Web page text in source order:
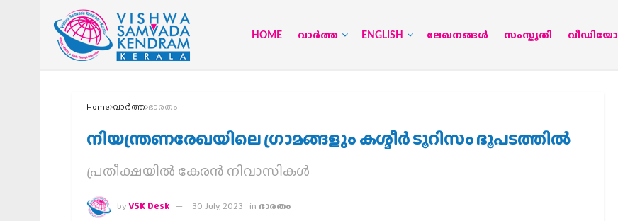
HOME വാര്‍ത്ത ENGLISH ലേഖനങ്ങള്‍ സംസ്കൃതി വീഡിയോ
Home വാര്‍ത്ത ഭാരതം
നിയന്ത്രണരേഖയിലെ ഗ്രാമങ്ങളും കശ്മീര്‍ ടൂറിസം ഭൂപടത്തില്‍
പ്രതീക്ഷയില്‍ കേരന്‍ നിവാസികള്‍
byVSK Desk 30 July, 2023 in ഭാരതം